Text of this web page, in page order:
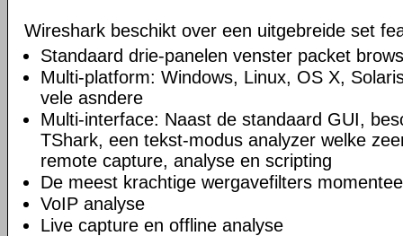
Wireshark beschikt over een uitgebreide set
Standaard drie-panelen venster packet
Multi-platform: Windows, Linux, OS X,
vele asndere
Multi-interface: Naast de standaard GUI,
TShark, een tekst-modus analyzer welke
remote capture, analyse en scripting
De meest krachtige wergavefilters
VoIP analyse
Live capture en offline analyse